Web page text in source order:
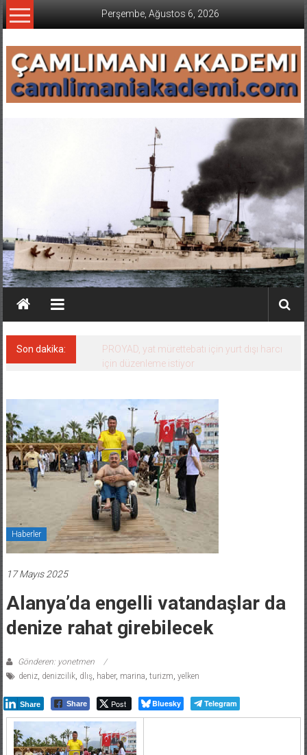
İçeriğe
geç
Perşembe, Ağustos 6, 2026
Son dakika:
PROYAD, yat mürettebatı için yurt dışı harcı
için düzenleme istiyor
Haberler
17 Mayıs 2025
Alanya’da engelli vatandaşlar da
denize rahat girebilecek
Gönderen: yonetmen
deniz, denizcilik, dlış, haber, marina, turizm, yelken
Share Share Post Bluesky Telegram